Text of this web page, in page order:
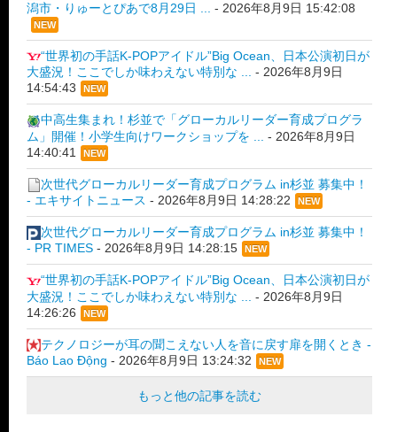
潟市・りゅーとぴあで8月29日 ...
- 2026年8月9日 15:42:08
NEW
“世界初の手話K-POPアイドル”Big Ocean、日本公演初日が
大盛況！ここでしか味わえない特別な ... - 2026年8月9日
14:54:43
NEW
中高生集まれ！杉並で「グローカルリーダー育成プログラ
ム」開催！小学生向けワークショップを ...
- 2026年8月9日
14:40:41
NEW
次世代グローカルリーダー育成プログラム in杉並 募集中！
- エキサイトニュース - 2026年8月9日 14:28:22 NEW
次世代グローカルリーダー育成プログラム in杉並 募集中！
- PR TIMES - 2026年8月9日 14:28:15 NEW
“世界初の手話K-POPアイドル”Big Ocean、日本公演初日が
大盛況！ここでしか味わえない特別な ...
- 2026年8月9日
14:26:26
NEW
テクノロジーが耳の聞こえない人を音に戻す扉を開くとき -
Báo Lao Động - 2026年8月9日 13:24:32 NEW
もっと他の記事を読む